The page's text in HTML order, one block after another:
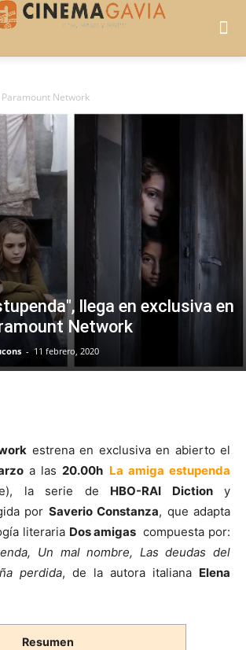
Paramount Network
llega en exclusiva en
Network
- 11 febrero, 2020
estrena en exclusiva en abierto el
a las20.00h La amiga estupenda
la serie de HBO-RAI Dictiony
por Saverio Constanza, que adapta
literaria Dos amigas compuesta por:
Un mal nombre, Las deudas del
perdida, de la autora italiana Elena
Resumen